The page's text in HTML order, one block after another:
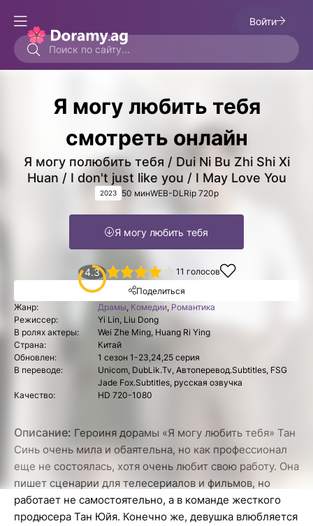
Войти
Я могу любить тебя
смотреть онлайн
Я могу полюбить тебя / Dui Ni Bu Zhi Shi Xi
Huan / I don't just like you / I May Love You
2023 50 минWEB-DLRip 720p
Я могу любить тебя
4.3
4 5 11 голосов
Поделиться
Жанр:
Драмы, Комедии, Романтика
Режиссер:
Yi Lin, Liu Dong
В ролях актеры:
Wei Zhe Ming, Huang Ri Ying
Страна:
Китай
Обновлен:
1 сезон 1-23,24,25 серия
В переводе:
Unicom, DubLik.Tv, Автоперевод.Subtitles, FSG
Jade Fox.Subtitles, русская озвучка
Качество:
HD 720-1080
Описание: Героиня дорамы «Я могу любить тебя» Тан
Синь очень мила и обаятельна, но как профессионал
еще не состоялась, хотя очень любит свою работу. Она
пишет сценарии для телесериалов и фильмов, но
работает не самостоятельно, а в команде жесткого
продюсера Тан Юйя. Конечно же, девушка влюбляется